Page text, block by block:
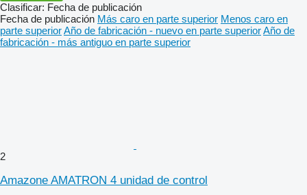
Clasificar: Fecha de publicación
Fecha de publicación Más caro en parte superior Menos caro en
parte superiorAño de fabricación - nuevo en parte superiorAño de
fabricación - más antiguo en parte superior
2
Amazone AMATRON 4 unidad de control